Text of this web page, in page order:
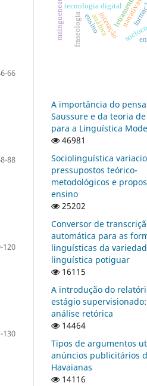
66
88
120
130
letramentos
ensino
tecnologia digitalnarrativas
interação
anáfora
maingueneau fraseologia
A importância do
Saussure e da teoria
para a Linguística
46981
Sociolinguística
pressupostos teórico-
metodológicos e
ensino
25202
Conversor de
automática para as
linguísticas da
linguística potiguar
16115
A introdução do
estágio
análise retórica
14464
Tipos de argumentos
anúncios publicitários
Havaianas
14116